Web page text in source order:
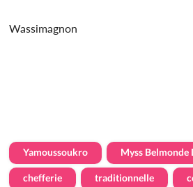
Wassimagnon
Yamoussoukro Myss Belmonde
chefferie traditionnelle